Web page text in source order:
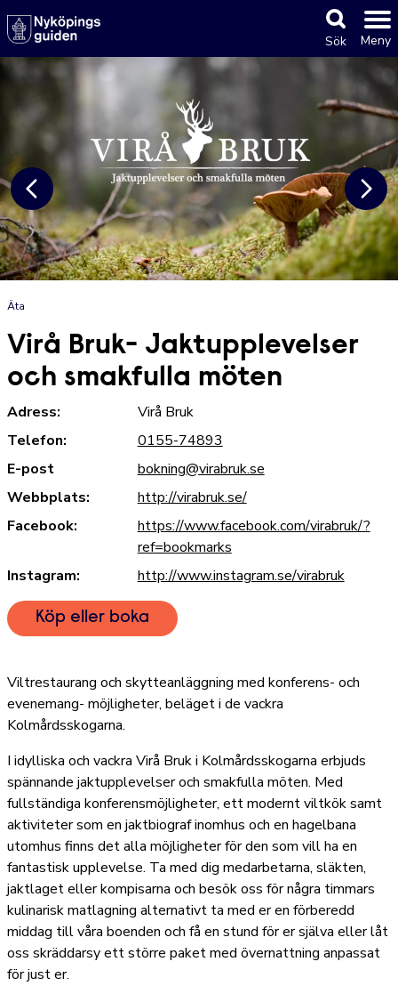
Sök Meny
Äta
Virå Bruk- Jaktupplevelser
och smakfulla möten
Adress:
Virå Bruk
Telefon:
0155-74893
E-post
bokning@virabruk.se
Webbplats:
http://virabruk.se/
Facebook:
https://www.facebook.com/virabruk/?
ref=bookmarks
Instagram:
http://www.instagram.se/virabruk
Köp eller boka
Viltrestaurang och skytteanläggning med konferens- och
evenemang- möjligheter, beläget i de vackra
Kolmårdsskogarna.
I idylliska och vackra Virå Bruk i Kolmårdsskogarna erbjuds
spännande jaktupplevelser och smakfulla möten. Med
fullständiga konferensmöjligheter, ett modernt viltkök samt
aktiviteter som en jaktbiograf inomhus och en hagelbana
utomhus finns det alla möjligheter för den som vill ha en
fantastisk upplevelse. Ta med dig medarbetarna, släkten,
jaktlaget eller kompisarna och besök oss för några timmars
kulinarisk matlagning alternativt ta med er en förberedd
middag till våra boenden och få en stund för er själva eller låt
oss skräddarsy ett större paket med övernattning anpassat
för just er.